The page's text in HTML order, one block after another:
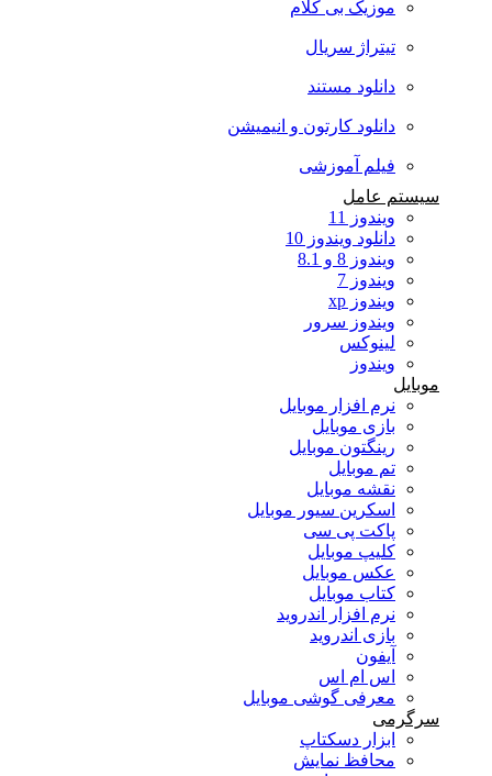
موزیک بی کلام
تیتراژ سریال
دانلود مستند
دانلود کارتون و انیمیشن
فیلم آموزشی
سیستم عامل
ویندوز 11
دانلود ویندوز 10
ویندوز 8 و 8.1
ویندوز 7
ویندوز xp
ویندوز سرور
لینوکس
ویندوز
موبایل
نرم افزار موبایل
بازی موبایل
رینگتون موبایل
تم موبایل
نقشه موبایل
اسکرین سیور موبایل
پاکت پی سی
کلیپ موبایل
عکس موبایل
کتاب موبایل
نرم افزار اندروید
بازی اندروید
آیفون
اس ام اس
معرفی گوشی موبایل
سرگرمی
ابزار دسکتاپ
محافظ نمایش